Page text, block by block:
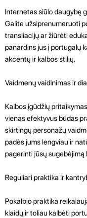
Internetas siūlo daugybę
Galite užsiprenumeruoti
transliacijų ar žiūrėti
panardins jus į portugalų
akcentų ir kalbos stilių.
Vaidmenų vaidinimas ir
Kalbos įgūdžių
vienas efektyvus būdas
skirtingų personažų
padės jums lengviau ir
pagerinti jūsų
Reguliari praktika ir
Pokalbio praktika
klaidų ir toliau kalbėti